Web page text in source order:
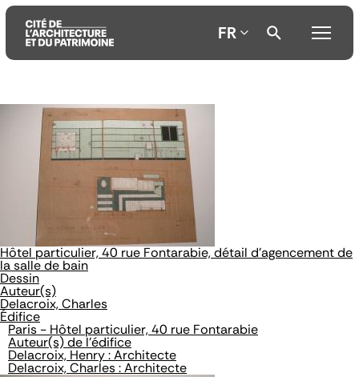
contenu
principal
principal
recherche
FR
Hôtel particulier, 40 rue Fontarabie, détail d'agencement de
la salle de bain
Dessin
Auteur(s)
Delacroix, Charles
Édifice
Paris - Hôtel particulier, 40 rue Fontarabie
Auteur(s) de l'édifice
Delacroix, Henry : Architecte
Delacroix, Charles : Architecte